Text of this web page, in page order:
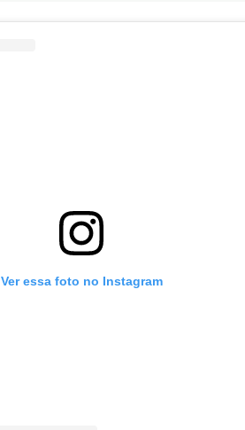
Ver essa foto no Instagram